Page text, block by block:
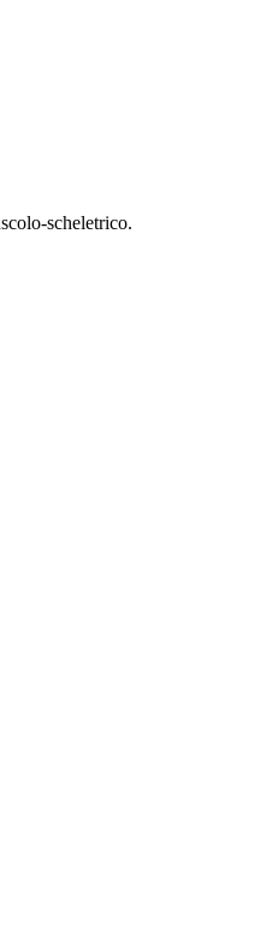
scheletrico.